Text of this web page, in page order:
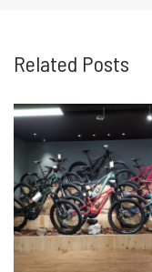
Related Posts